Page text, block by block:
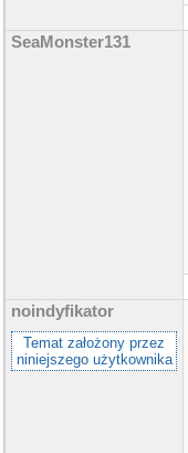
SeaMonster131
noindyfikator
Temat założony przez
niniejszego użytkownika